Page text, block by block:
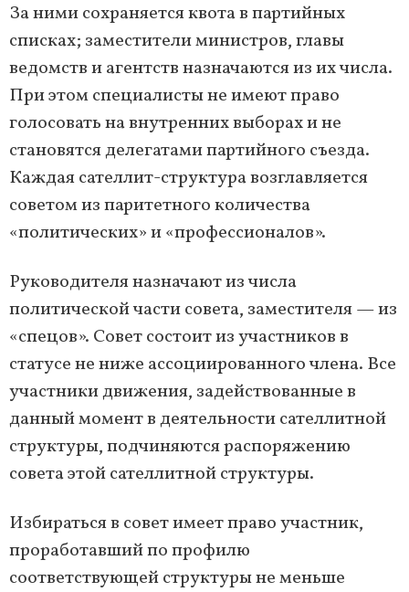
За ними сохраняется квота в партийных
списках; заместители министров, главы
ведомств и агентств назначаются из их числа.
При этом специалисты не имеют право
голосовать на внутренних выборах и не
становятся делегатами партийного съезда.
Каждая сателлит-структура возглавляется
советом из паритетного количества
«политических» и «профессионалов».
Руководителя назначают из числа
политической части совета, заместителя — из
«спецов». Совет состоит из участников в
статусе не ниже ассоциированного члена. Все
участники движения, задействованные в
данный момент в деятельности сателлитной
структуры, подчиняются распоряжению
совета этой сателлитной структуры.
Избираться в совет имеет право участник,
проработавший по профилю
соответствующей структуры не меньше